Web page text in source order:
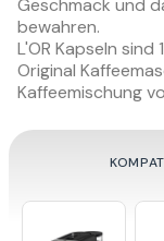
Geschmack und
bewahren.
L'OR Kapseln
Original
Kaffeemischung